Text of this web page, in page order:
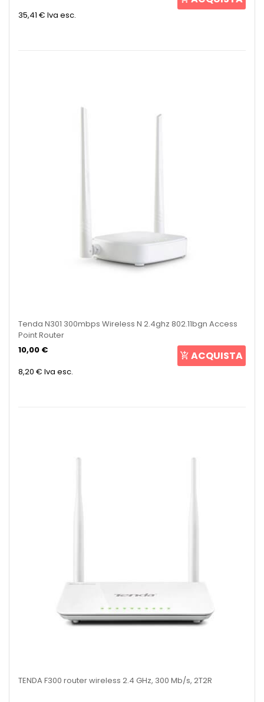
35,41 € Iva esc.
Tenda N301 300mbps Wireless N 2.4ghz 802.11bgn Access
Point Router
10,00 €
8,20 € Iva esc.
ACQUISTA
TENDA F300 router wireless 2.4 GHz, 300 Mb/s, 2T2R